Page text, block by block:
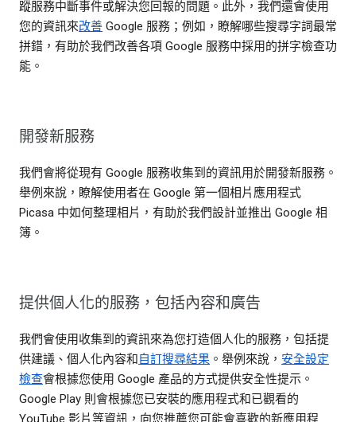
蹤服務中斷事件或解決您回報的問題。此外，我們還會使用
您的資訊來改善 Google 服務；例如，瞭解哪些搜尋字詞最常
拼錯，有助於我們改善各項 Google 服務中採用的拼字檢查功
能。
開發新服務
我們會將從現有 Google 服務收集到的資訊用於開發新服務。
舉例來說，瞭解使用者在 Google 第一個相片應用程式
Picasa 中如何整理相片，有助於我們設計並推出 Google 相
簿。
提供個人化的服務，包括內容和廣告
我們會使用收集到的資訊來為您打造個人化的服務，包括提
供建議、個人化內容和自訂搜尋結果 。舉例來說， 安全設定
檢查會根據您使用 Google 產品的方式提供安全性提示。
Google Play 則會根據您已安裝的應用程式和已觀看的
YouTube 影片等資訊，向您推薦您可能會喜歡的新應用程